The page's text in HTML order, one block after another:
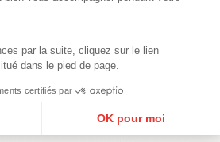
par la suite, cliquez sur le lien
dans le pied de page.
certifiés par
OK pour moi
et la précision aromatique
de puissance. Les vins
tension marquée, soutenue
minérales discrètes, tandis
construits sur des extractions
tanins fins et bien intégrés.